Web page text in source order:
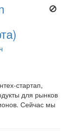
стартап,
для рынков
Сейчас мы